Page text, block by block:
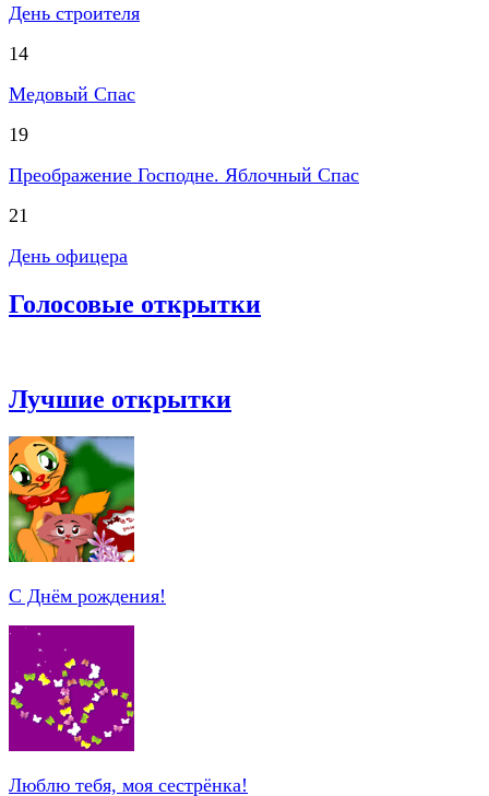
День строителя
14
Медовый Спас
19
Преображение Господне. Яблочный Спас
21
День офицера
Голосовые открытки
Лучшие открытки
С Днём рождения!
Люблю тебя, моя сестрёнка!